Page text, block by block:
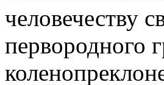
человечеству
первородного